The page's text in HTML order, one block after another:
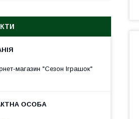
магазин "Сезон Іграшок"